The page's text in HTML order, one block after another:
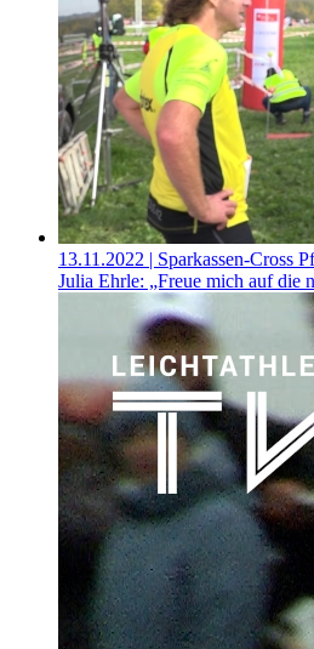
13.11.2022 | Sparkassen-Cross
Julia Ehrle: „Freue mich auf die